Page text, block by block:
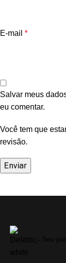
E-mail *
Salvar meus
eu comentar.
Você tem que
revisão.